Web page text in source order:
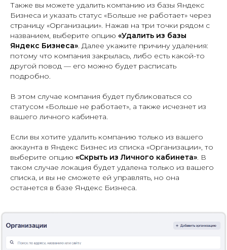
Также вы можете удалить компанию из базы Яндекс
Бизнеса и указать статус «Больше не работает» через
страницу «Организации». Нажав на три точки рядом с
названием, выберите опцию «Удалить из базы
Яндекс Бизнеса». Далее укажите причину удаления:
потому что компания закрылась, либо есть какой-то
другой повод — его можно будет расписать
подробно.
В этом случае компания будет публиковаться со
статусом «Больше не работает», а также исчезнет из
вашего личного кабинета.
Если вы хотите удалить компанию только из вашего
аккаунта в Яндекс Бизнес из списка «Организации», то
выберите опцию «Скрыть из Личного кабинета». В
таком случае локация будет удалена только из вашего
списка, и вы не сможете ей управлять, но она
останется в базе Яндекс Бизнеса.